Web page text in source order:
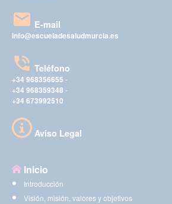
E-mail
info@escueladesaludmurcia.es
Teléfono
+34 968356655 -
+34 968359348 -
+34 673992510
Aviso Legal
Inicio
Introducción
Visión, misión, valores y objetivos